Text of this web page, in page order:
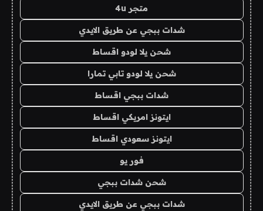
متجر 4u
شدات ببجي عن طريق الايدي
شحن يلا لودو اقساط
شحن يلا لودو تابي تمارا
شدات ببجي اقساط
ايتونز امريكي اقساط
ايتونز سعودي اقساط
فور يو
شحن شدات ببجي
شدات ببجي عن طريق الايدي